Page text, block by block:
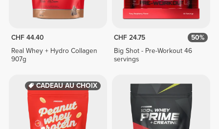
CHF 44.40
Real Whey + Hydro Collagen
907g
CHF 24.75
50%
Big Shot - Pre-Workout 46
servings
CADEAU AU CHOIX